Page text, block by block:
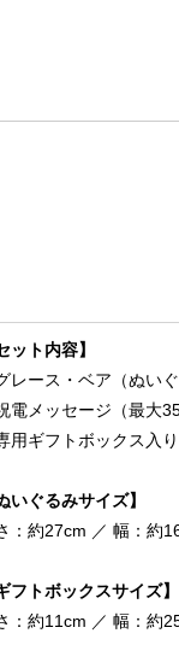
ット内容】
レース・ベア（ぬいぐ
電メッセージ（最大
用ギフトボックス入り
いぐるみサイズ】
：約27cm ／ 幅：約
フトボックスサイズ】
：約11cm ／ 幅：約